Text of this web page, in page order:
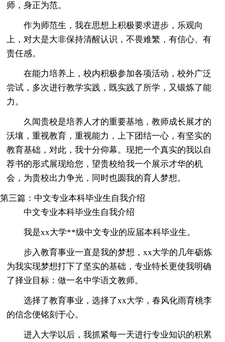
师，身正为范。
作为师范生，我在思想上积极要求进步，乐观向
上，对大是大非保持清醒认识，不畏难繁，有信心、有
责任感。
在能力培养上，校内积极参加各项活动，校外广泛
尝试，多次进行教学实践，既实践了所学，又锻炼了能
力。
久闻贵校是培养人才的重要基地，教师成长展才的
沃壤，重视教育，重视能力，上下团结一心，有坚实的
教育基础，对此，我十分仰幕。现把一个真实的我以自
荐书的形式展现给您，望贵校给我一个展示才华的机
会，为贵校出力争光，同时也圆我的育人梦想。
第三篇：中文专业本科毕业生自我介绍
中文专业本科毕业生自我介绍
我是xx大学**级中文专业的应届本科毕业生。
步入教育事业一直是我的梦想，xx大学的几年砺炼
为我实现梦想打下了坚实的基础，专业特长更使我明确
了择业目标：做一名中学语文教师。
选择了教育事业，选择了xx大学，春风化雨育桃李
的信念便铭刻于心。
进入大学以后，我抓紧每一天进行专业知识的积累